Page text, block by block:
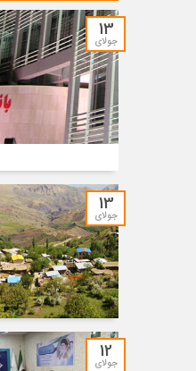
13
جولای
13
جولای
12
جولای